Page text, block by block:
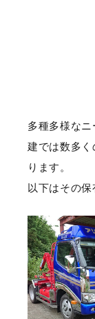
多種多様な
建では数多
ります。
以下はその保